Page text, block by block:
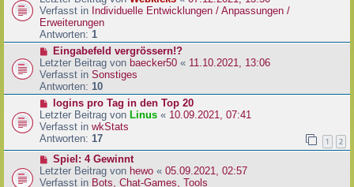
e
i
t
r
a
g
u
e
r
B
e
i
t
r
a
g
Verfasst in Individuelle Entwicklungen / Anpassungen /
Erweiterungen
Antworten: 1
N
e
u
e
r
B
e
i
t
a
g
Eingabefeld vergrössern!?
Letzter Beitrag von baecker50 « 11.10.2021, 13:06
Verfasst in Sonstiges
Antworten: 10
N
e
u
e
r
B
e
logins pro Tag in den Top 20
Letzter Beitrag von Linus « 10.09.2021, 07:41
Verfasst in wkStats
Antworten: 17 1 2
N
e
u
Spiel: 4 Gewinnt
Letzter Beitrag von hewo « 05.09.2021, 02:57
Verfasst in Bots, Chat-Games, Tools